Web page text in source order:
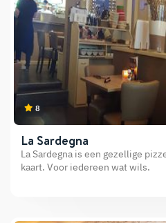
8
La Sardegna
La Sardegna is een gezellige
kaart. Voor iedereen wat wils.